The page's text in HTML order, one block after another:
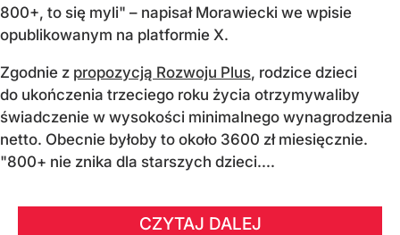
800+, to się myli" – napisał Morawiecki we wpisie
opublikowanym na platformie X.
Zgodnie z propozycją Rozwoju Plus, rodzice dzieci
do ukończenia trzeciego roku życia otrzymywaliby
świadczenie w wysokości minimalnego wynagrodzenia
netto. Obecnie byłoby to około 3600 zł miesięcznie.
"800+ nie znika dla starszych dzieci....
CZYTAJ DALEJ